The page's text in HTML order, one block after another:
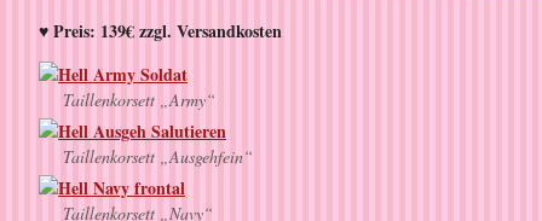
♥ Preis: 139€ zzgl. Versandkosten
Taillenkorsett „Army“
Taillenkorsett „Ausgehfein“
Taillenkorsett „Navy“